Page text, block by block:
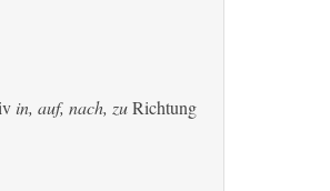
in, auf, nach, zuRichtung